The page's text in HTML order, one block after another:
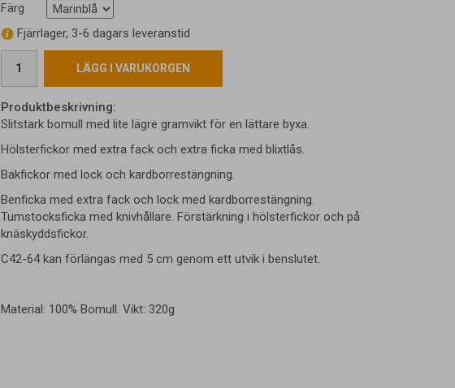
Färg
Fjärrlager, 3-6 dagars leveranstid
LÄGG I VARUKORGEN
Produktbeskrivning:
Slitstark bomull med lite lägre gramvikt för en lättare byxa.
Hölsterfickor med extra fack och extra ficka med blixtlås.
Bakfickor med lock och kardborrestängning.
Benficka med extra fack och lock med kardborrestängning.
Tumstocksficka med knivhållare. Förstärkning i hölsterfickor och på
knäskyddsfickor.
C42-64 kan förlängas med 5 cm genom ett utvik i benslutet.
Material: 100% Bomull. Vikt: 320g